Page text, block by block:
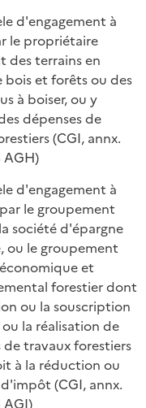
d'engagement à
le propriétaire
des terrains en
bois et forêts ou des
à boiser, ou y
dépenses de
(CGI, annx.
AGH)
d'engagement à
le groupement
société d'épargne
ou le groupement
et
forestier dont
ou la souscription
la réalisation de
de travaux forestiers
à la réduction ou
(CGI, annx.
AGI)